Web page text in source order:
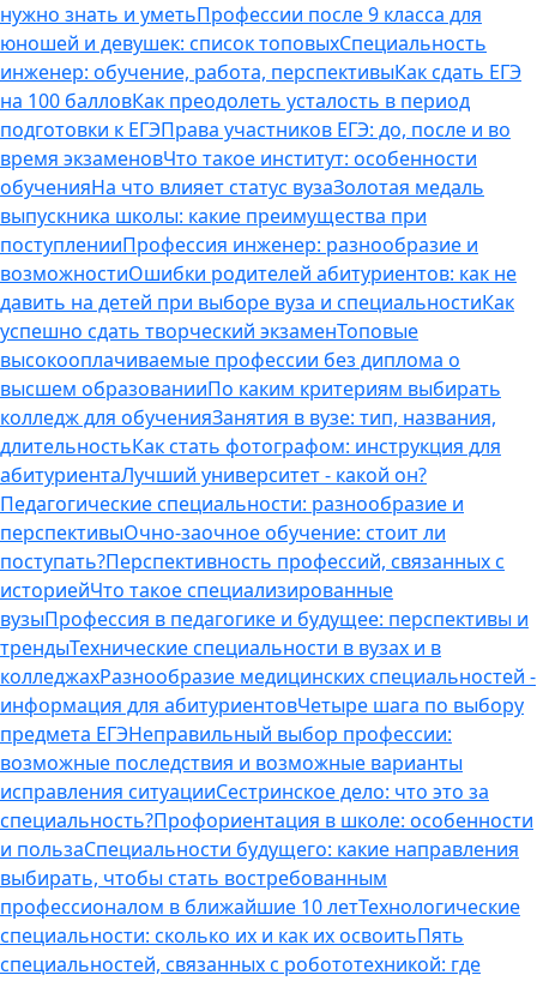
нужно знать и уметьПрофессии после 9 класса для
юношей и девушек: список топовыхСпециальность
инженер: обучение, работа, перспективыКак сдать ЕГЭ
на 100 балловКак преодолеть усталость в период
подготовки к ЕГЭПрава участников ЕГЭ: до, после и во
время экзаменовЧто такое институт: особенности
обученияНа что влияет статус вузаЗолотая медаль
выпускника школы: какие преимущества при
поступленииПрофессия инженер: разнообразие и
возможностиОшибки родителей абитуриентов: как не
давить на детей при выборе вуза и специальностиКак
успешно сдать творческий экзаменТоповые
высокооплачиваемые профессии без диплома о
высшем образованииПо каким критериям выбирать
колледж для обученияЗанятия в вузе: тип, названия,
длительностьКак стать фотографом: инструкция для
абитуриентаЛучший университет - какой он?
Педагогические специальности: разнообразие и
перспективыОчно-заочное обучение: стоит ли
поступать?Перспективность профессий, связанных с
историейЧто такое специализированные
вузыПрофессия в педагогике и будущее: перспективы и
трендыТехнические специальности в вузах и в
колледжахРазнообразие медицинских специальностей -
информация для абитуриентовЧетыре шага по выбору
предмета ЕГЭНеправильный выбор профессии:
возможные последствия и возможные варианты
исправления ситуацииСестринское дело: что это за
специальность?Профориентация в школе: особенности
и пользаСпециальности будущего: какие направления
выбирать, чтобы стать востребованным
профессионалом в ближайшие 10 летТехнологические
специальности: сколько их и как их освоитьПять
специальностей, связанных с робототехникой: где